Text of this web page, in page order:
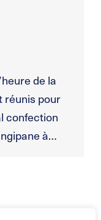
de la
réunis pour
confection
à…